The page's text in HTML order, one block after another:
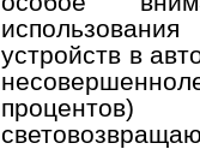
устройств в